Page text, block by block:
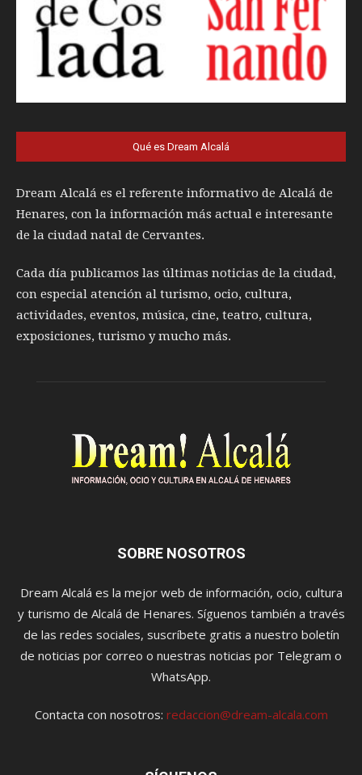
Qué es Dream Alcalá
Dream Alcalá es el referente informativo de Alcalá de
Henares, con la información más actual e interesante
de la ciudad natal de Cervantes.
Cada día publicamos las últimas noticias de la ciudad,
con especial atención al turismo, ocio, cultura,
actividades, eventos, música, cine, teatro, cultura,
exposiciones, turismo y mucho más.
SOBRE NOSOTROS
Dream Alcalá es la mejor web de información, ocio, cultura
y turismo de Alcalá de Henares. Síguenos también a través
de las redes sociales, suscríbete gratis a nuestro boletín
de noticias por correo o nuestras noticias por Telegram o
WhatsApp.
Contacta con nosotros: redaccion@dream-alcala.com